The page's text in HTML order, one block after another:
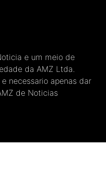
e um meio de
da AMZ Ltda.
necessario apenas dar
de Noticias